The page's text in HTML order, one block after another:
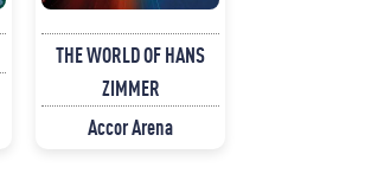
THE WORLD OF HANS
ZIMMER
Accor Arena